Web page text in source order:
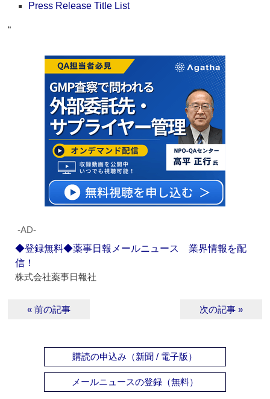
Press Release Title List
“
‐AD‐
◆登録無料◆薬事日報メールニュース 業界情報を配
信！
株式会社薬事日報社
« 前の記事 次の記事 »
購読の申込み（新聞 / 電子版）
メールニュースの登録（無料）